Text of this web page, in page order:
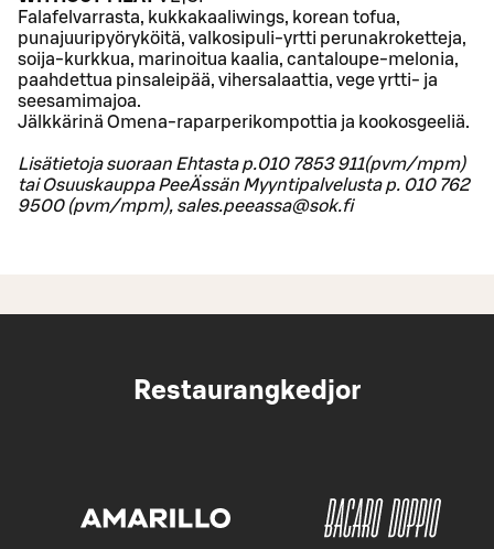
Falafelvarrasta, kukkakaaliwings, korean tofua,
punajuuripyöryköitä, valkosipuli-yrtti perunakroketteja,
soija-kurkkua, marinoitua kaalia, cantaloupe-melonia,
paahdettua pinsaleipää, vihersalaattia, vege yrtti- ja
seesamimajoa.
Jälkkärinä Omena-raparperikompottia ja kookosgeeliä.
Lisätietoja suoraan Ehtasta p.010 7853 911(pvm/mpm)
tai Osuuskauppa PeeÄssän Myyntipalvelusta p. 010 762
9500 (pvm/mpm), sales.peeassa@sok.fi
Restaurangkedjor